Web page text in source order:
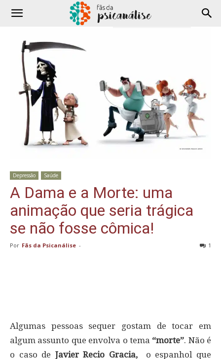
Depressão Saúde
A Dama e a Morte: uma
animação que seria trágica
se não fosse cômica!
Por Fãs da Psicanálise - 1
Algumas pessoas sequer gostam de tocar em
algum assunto que envolva o tema “morte”. Não é
o caso de Javier Recio Gracia,
o espanhol que